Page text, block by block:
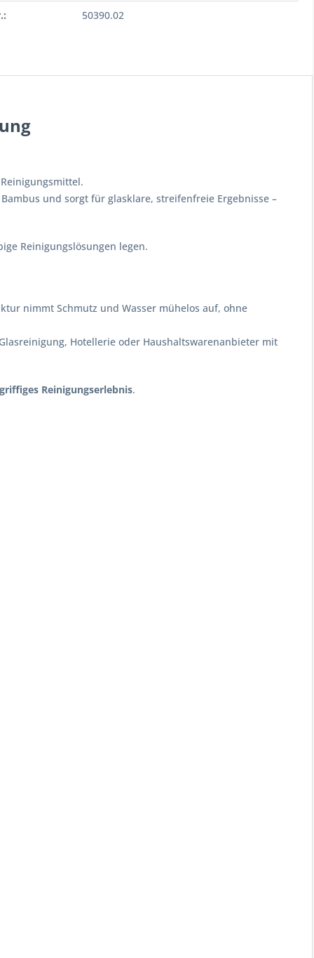
50390.02
und sorgt für glasklare, streifenfreie Ergebnisse –
Reinigungslösungen legen.
nimmt Schmutz und Wasser mühelos auf, ohne
Hotellerie oder Haushaltswarenanbieter mit
Reinigungserlebnis.